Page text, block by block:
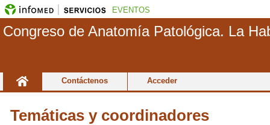
EVENTOS
Congreso de Anatomía Patológica. La
Contáctenos Acceder
Temáticas y coordinadores